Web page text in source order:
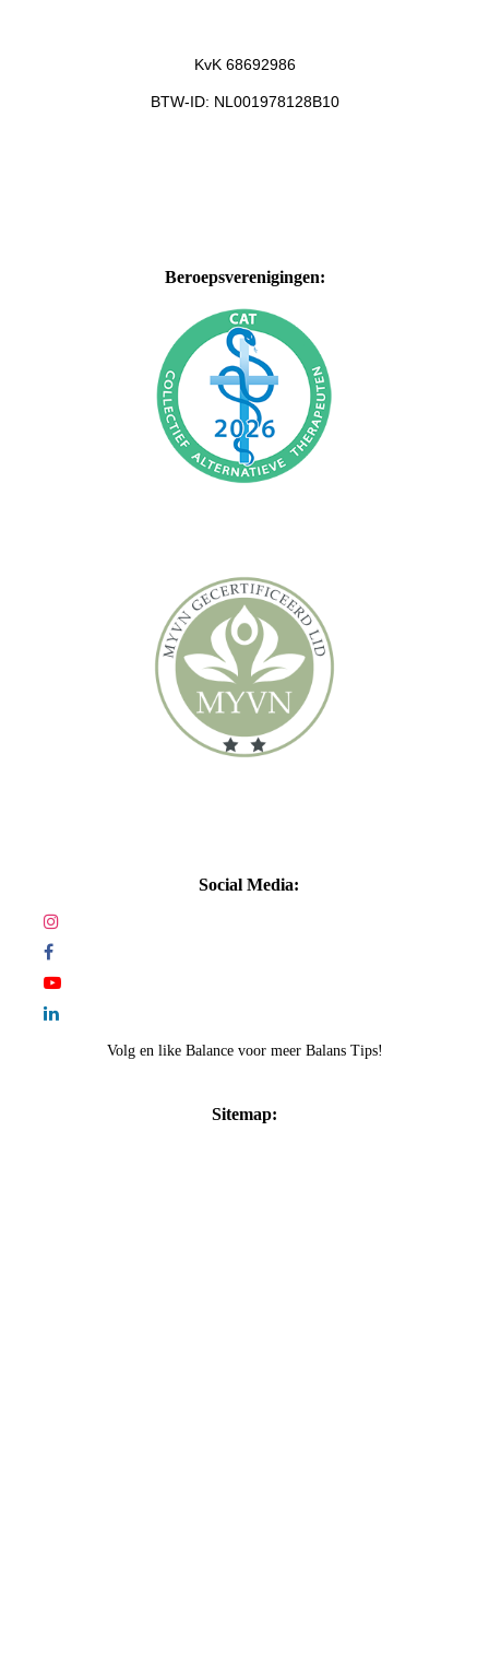
KvK 68692986
BTW-ID: NL001978128B10
Beroepsverenigingen:
Social Media:
Volg en like Balance voor meer Balans Tips!
Sitemap: